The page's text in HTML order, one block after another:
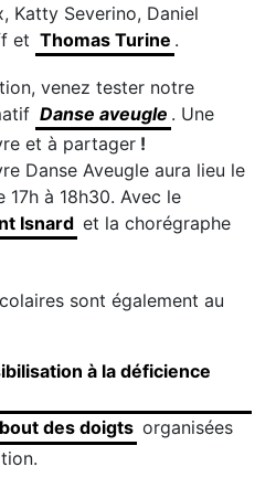
Katty Severino, Daniel
et Thomas Turine .
venez tester notre
Danse aveugle . Une
et à partager !
Danse Aveugle aura lieu le
17h à 18h30. Avec le
Isnard et la chorégraphe
sont également au
à la déficience
des doigts organisées